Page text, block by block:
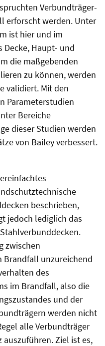
Verbundträger-
erforscht werden. Unter
ist hier und im
Decke, Haupt- und
die maßgebenden
zu können, werden
validiert. Mit den
Parameterstudien
Bereiche
dieser Studien werden
von Bailey verbessert.
beschrieben,
jedoch lediglich das
zwischen
unzureichend
des
im Brandfall, also die
und der
werden nicht
alle Verbundträger
Ziel ist es,